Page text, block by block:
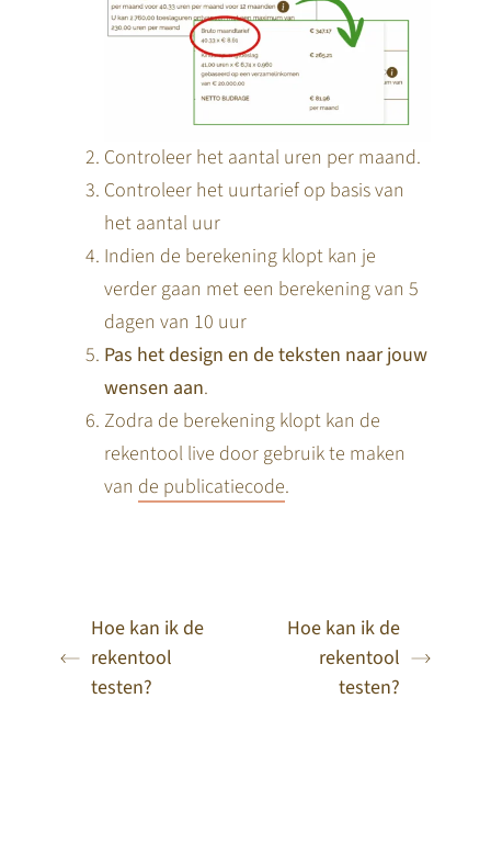
Controleer het aantal uren per maand.
Controleer het uurtarief op basis van
het aantal uur
Indien de berekening klopt kan je
verder gaan met een berekening van 5
dagen van 10 uur
Pas het design en de teksten naar jouw
wensen aan.
Zodra de berekening klopt kan de
rekentool live door gebruik te maken
van de publicatiecode.
Hoe kan ik de
rekentool
testen?
Hoe kan ik de
rekentool
testen?